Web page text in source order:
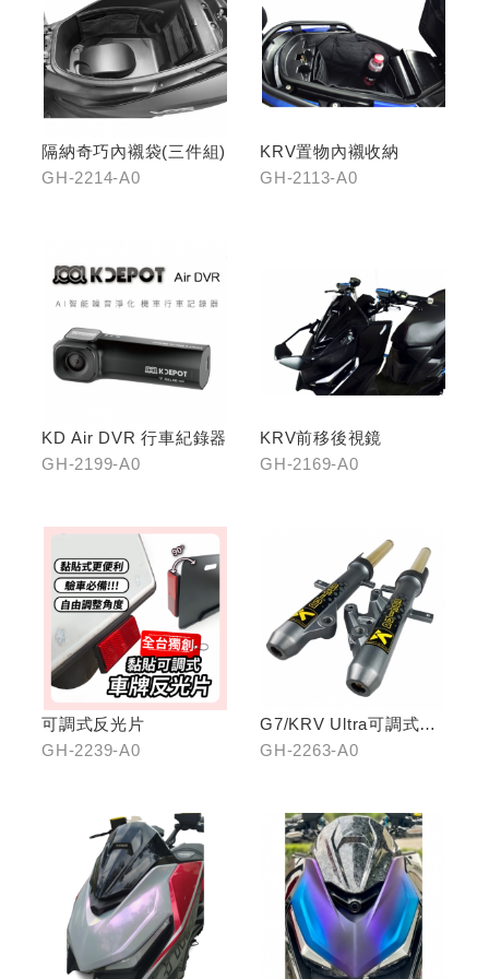
隔納奇巧內襯袋(三件組)
GH-2214-A0
KRV置物內襯收納
GH-2113-A0
KD Air DVR 行車紀錄器
GH-2199-A0
KRV前移後視鏡
GH-2169-A0
可調式反光片
GH-2239-A0
G7/KRV Ultra可調式倒
立機構前叉組
GH-2263-A0